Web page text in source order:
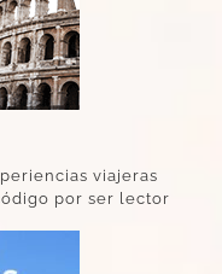
viajeras
por ser lector